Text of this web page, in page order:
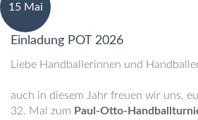
15 Mai
Einladung POT 2026
Liebe Handballerinnen und
auch in diesem Jahr freuen wir uns,
32. Mal zum Paul-Otto-